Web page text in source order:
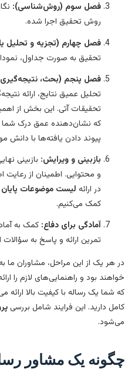
فصل سوم (روش‌شناسی):نگارش
روش تحقیق اجرا شده.
فصل چهارم (تجزیه و تحلیل
تحقیق به صورت جداول، نمودارها
فصل پنجم (بحث، نتیجه‌گیری و
تحلیل عمیق نتایج، ارائه
تحقیقات آتی. این بخش از اهمیت
که نشان‌دهنده عمق درک شما از
پیوند دادن یافته‌ها با دانش
بازبینی و ویرایش:بازبینی نهایی
و محتوایی. اطمینان از رعایت
در ارائهلیست موضوعات پایان نامه
کمک می‌کنیم.
آمادگی برای دفاع: کمک به
تمرین ارائه و پاسخ به سؤالات
هر یک از این مراحل، مشاوران ما به
بود و راهنمایی‌های لازم را ارائه
شما یک رساله با کیفیت بالا ارائه
دارید. این فرایند شامل بررسی
یک مشاور رساله